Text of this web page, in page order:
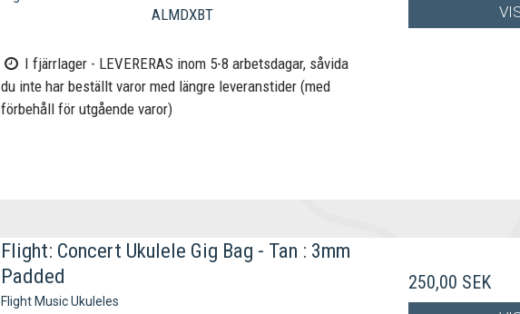
ALMDXBT
I fjärrlager - LEVERERAS inom 5-8 arbetsdagar, såvida
du inte har beställt varor med längre leveranstider (med
förbehåll för utgående varor)
Flight: Concert Ukulele Gig Bag - Tan : 3mm
Padded
Flight Music Ukuleles
250,00 SEK